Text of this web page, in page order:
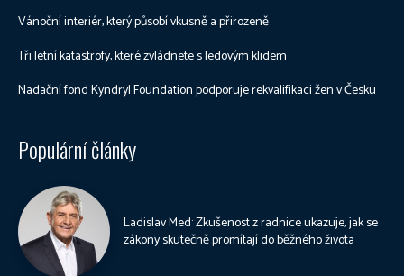
Vánoční interiér, který působí vkusně a přirozeně
Tři letní katastrofy, které zvládnete s ledovým klidem
Nadační fond Kyndryl Foundation podporuje rekvalifikaci žen v Česku
Populární články
Ladislav Med: Zkušenost z radnice ukazuje, jak se
zákony skutečně promítají do běžného života